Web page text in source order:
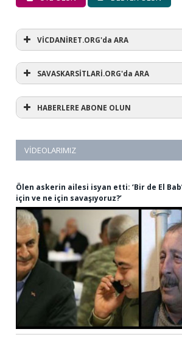
VİCDANİRET.ORG'da ARA
SAVASKARSİTLARİ.ORG'da ARA
HABERLERE ABONE OLUN
VIDEOLARIMIZ
Ölen askerin ailesi isyan etti: ‘Bir de El
için ve ne için savaşıyoruz?’